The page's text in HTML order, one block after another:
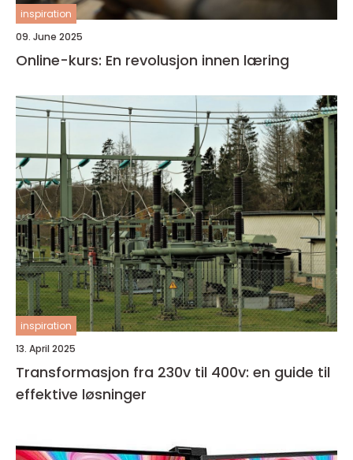
inspiration
09. June 2025
Online-kurs: En revolusjon innen læring
inspiration
13. April 2025
Transformasjon fra 230v til 400v: en guide til
effektive løsninger